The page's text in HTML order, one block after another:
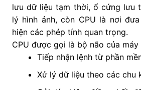
lưu dữ liệu tạm thời, ổ cứng lưu
lý hình ảnh, còn CPU là nơi
hiện các phép tính quan trọng.
CPU được gọi là bộ não của
Tiếp nhận lệnh từ phần
Xử lý dữ liệu theo các chu